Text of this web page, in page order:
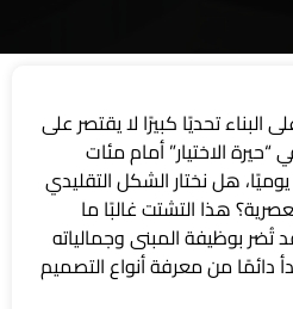
البناء تحديًا كبيرًا لا يقتصر على
الاختيار” أمام مئات
هل نختار الشكل التقليدي
هذا التشتت غالبًا ما
تُضر بوظيفة المبنى وجمالياته
دائمًا من معرفة أنواع التصميم